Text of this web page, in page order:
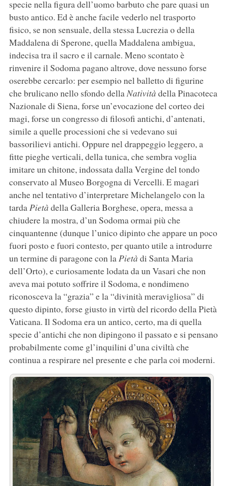
specie nella figura dell’uomo barbuto che pare quasi un
busto antico. Ed è anche facile vederlo nel trasporto
fisico, se non sensuale, della stessa Lucrezia o della
Maddalena di Sperone, quella Maddalena ambigua,
indecisa tra il sacro e il carnale. Meno scontato è
rinvenire il Sodoma pagano altrove, dove nessuno forse
oserebbe cercarlo: per esempio nel balletto di figurine
che brulicano nello sfondo dellaNatività della Pinacoteca
Nazionale di Siena, forse un’evocazione del corteo dei
magi, forse un congresso di filosofi antichi, d’antenati,
simile a quelle processioni che si vedevano sui
bassorilievi antichi. Oppure nel drappeggio leggero, a
fitte pieghe verticali, della tunica, che sembra voglia
imitare un chitone, indossata dalla Vergine del tondo
conservato al Museo Borgogna di Vercelli. E magari
anche nel tentativo d’interpretare Michelangelo con la
tardaPietà della Galleria Borghese, opera, messa a
chiudere la mostra, d’un Sodoma ormai più che
cinquantenne (dunque l’unico dipinto che appare un poco
fuori posto e fuori contesto, per quanto utile a introdurre
un termine di paragone con laPietà di Santa Maria
dell’Orto), e curiosamente lodata da un Vasari che non
aveva mai potuto soffrire il Sodoma, e nondimeno
riconosceva la “grazia” e la “divinità meravigliosa” di
questo dipinto, forse giusto in virtù del ricordo della Pietà
Vaticana. Il Sodoma era un antico, certo, ma di quella
specie d’antichi che non dipingono il passato e si pensano
probabilmente come gl’inquilini d’una civiltà che
continua a respirare nel presente e che parla coi moderni.